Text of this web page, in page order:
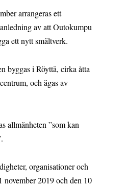
arrangeras ett
av att Outokumpu
ett nytt smältverk.
byggas i Röyttä, cirka åtta
och ägas av
allmänheten ”som kan
organisationer och
2019 och den 10